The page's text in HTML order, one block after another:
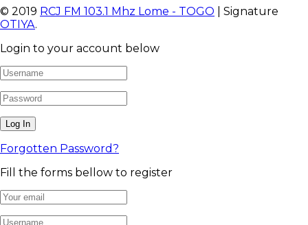
© 2019 RCJ FM 103.1 Mhz Lome - TOGO | Signature
OTIYA.
Login to your account below
Forgotten Password?
Fill the forms bellow to register